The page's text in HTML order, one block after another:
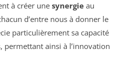
à créer une synergie au
d’entre nous à donner le
particulièrement sa capacité
ainsi à l’innovation